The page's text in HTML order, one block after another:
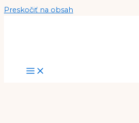
Preskočiť na obsah